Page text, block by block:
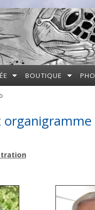
BOUTIQUE